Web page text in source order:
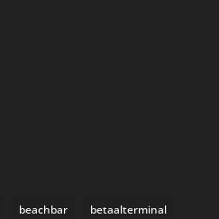
beachbar betaalterminal